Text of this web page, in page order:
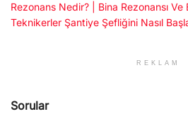
Rezonans Nedir? | Bina Rezonansı Ve
Teknikerler Şantiye Şefliğini Nasıl
REKLAM
Sorular